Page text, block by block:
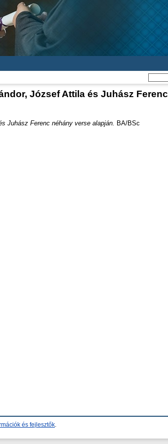
József Attila és Juhász Ferenc
Juhász Ferenc néhány verse alapján.
BA/BSc
és fejlesztők